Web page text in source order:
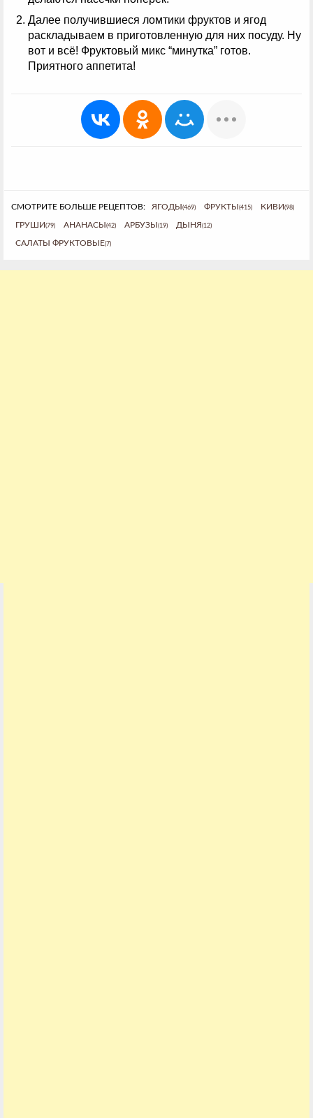
Далее получившиеся ломтики фруктов и ягод
раскладываем в приготовленную для них посуду. Ну
вот и всё! Фруктовый микс “минутка” готов.
Приятного аппетита!
СМОТРИТЕ БОЛЬШЕ РЕЦЕПТОВ: ЯГОДЫ(469) ФРУКТЫ(415) КИВИ(98)
ГРУШИ(79) АНАНАСЫ(42) АРБУЗЫ(19) ДЫНЯ(12)
САЛАТЫ ФРУКТОВЫЕ(7)